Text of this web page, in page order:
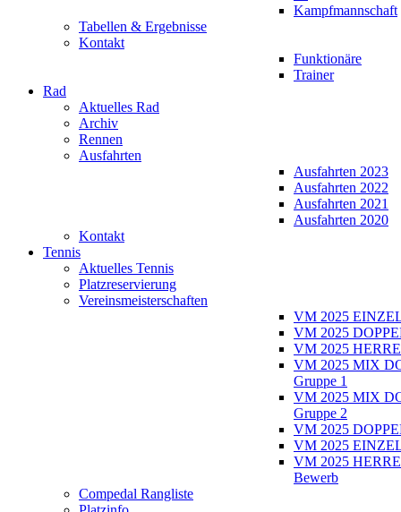
Kampfmannschaft
Tabellen & Ergebnisse
Kontakt
Funktionäre
Trainer
Rad
Aktuelles Rad
Archiv
Rennen
Ausfahrten
Ausfahrten 2023
Ausfahrten 2022
Ausfahrten 2021
Ausfahrten 2020
Kontakt
Tennis
Aktuelles Tennis
Platzreservierung
Vereinsmeisterschaften
VM 2025
VM 2025
VM 2025
VM 2025 MIX
Gruppe 1
VM 2025 MIX
Gruppe 2
VM 2025
VM 2025
VM 2025
Bewerb
Compedal Rangliste